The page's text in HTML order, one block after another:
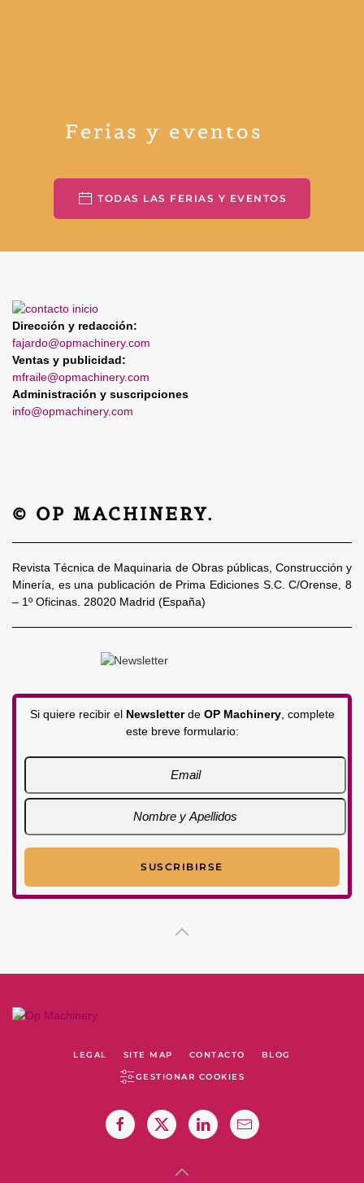
Ferias y eventos
TODAS LAS FERIAS Y EVENTOS
Dirección y redacción:
fajardo@opmachinery.com
Ventas y publicidad:
mfraile@opmachinery.com
Administración y suscripciones
info@opmachinery.com
© OP MACHINERY.
Revista Técnica de Maquinaria de Obras públicas, Construcción y
Minería, es una publicación de Prima Ediciones S.C. C/Orense, 8
– 1º Oficinas. 28020 Madrid (España)
Si quiere recibir el Newsletterde OP Machinery, complete
este breve formulario:
LEGAL SITE MAP CONTACTO BLOG
GESTIONAR COOKIES